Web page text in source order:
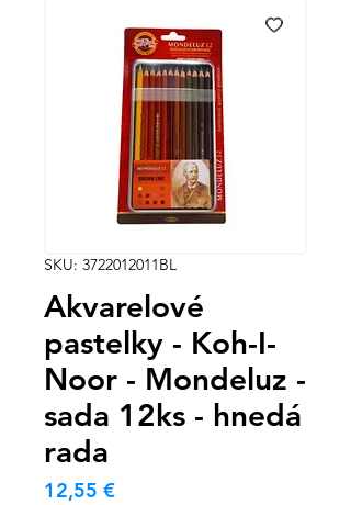
SKU: 3722012011BL
Akvarelové
pastelky - Koh-I-
Noor - Mondeluz -
sada 12ks - hnedá
rada
12,55 €Cena